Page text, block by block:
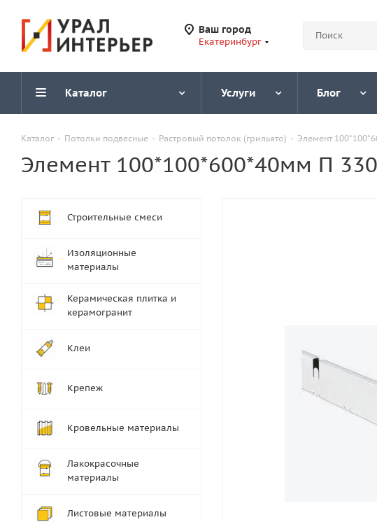
Ваш город
Екатеринбург
Каталог Услуги Блог
Каталог - Потолки подвесные - Растровый потолок (грильято) - Элемент
Элемент 100*100*600*40мм П
Строительные смеси
Изоляционные
материалы
Керамическая плитка и
керамогранит
Клеи
Крепеж
Кровельные материалы
Лакокрасочные
материалы
Листовые материалы